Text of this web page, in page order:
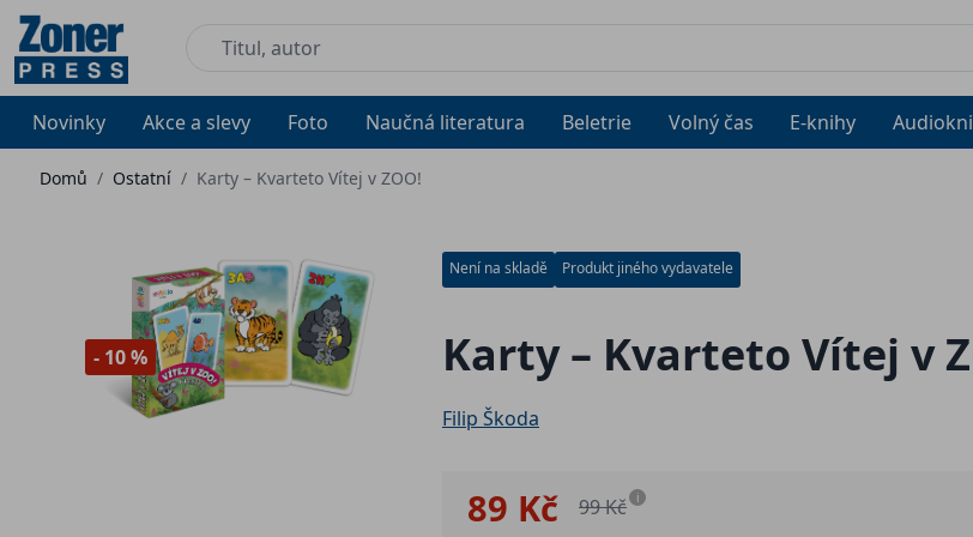
Novinky Akce a slevy Foto Naučná literatura Beletrie Volný čas E-knihy
Domů / Ostatní / Karty – Kvarteto Vítej v ZOO!
- 10 %
Není na skladě Produkt jiného vydavatele
Karty – Kvarteto Vítej v
Filip Škoda
89 Kč 99 Kč i